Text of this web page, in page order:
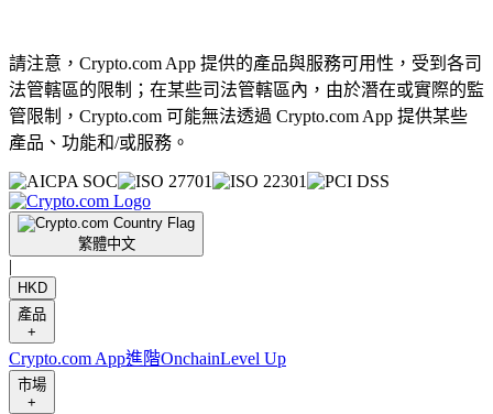
請注意，Crypto.com App 提供的產品與服務可用性，受到各司
法管轄區的限制；在某些司法管轄區內，由於潛在或實際的監
管限制，Crypto.com 可能無法透過 Crypto.com App 提供某些
產品、功能和/或服務。
繁體中文
|
HKD
產品
+
Crypto.com App進階OnchainLevel Up
市場
+